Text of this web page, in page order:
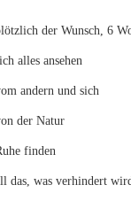
der Wunsch,
alles ansehen
andern und sich
der Natur
finden
das, was verhindert